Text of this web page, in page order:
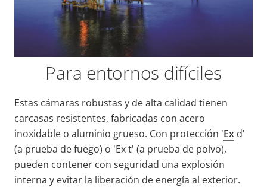
Para entornos difíciles
Estas cámaras robustas y de alta calidad tienen
carcasas resistentes, fabricadas con acero
inoxidable o aluminio grueso. Con protección 'Ex d'
(a prueba de fuego) o 'Ex t' (a prueba de polvo),
pueden contener con seguridad una explosión
interna y evitar la liberación de energía al exterior.